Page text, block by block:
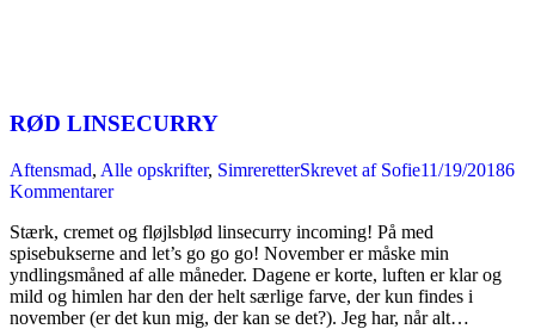
RØD LINSECURRY
Aftensmad, Alle opskrifter, SimreretterSkrevet af Sofie11/19/20186
Kommentarer
Stærk, cremet og fløjlsblød linsecurry incoming! På med
spisebukserne and let’s go go go! November er måske min
yndlingsmåned af alle måneder. Dagene er korte, luften er klar og
mild og himlen har den der helt særlige farve, der kun findes i
november (er det kun mig, der kan se det?). Jeg har, når alt…